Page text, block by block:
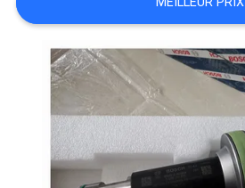
CITATION
PLAN
SITE